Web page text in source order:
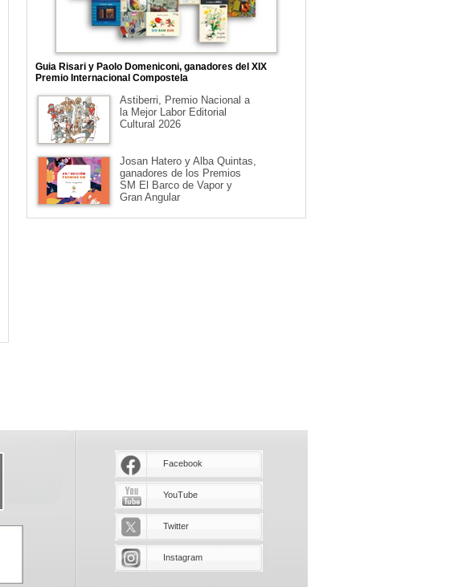
Guia Risari y Paolo Domeniconi, ganadores del XIX
Premio Internacional Compostela
Astiberri, Premio Nacional a
la Mejor Labor Editorial
Cultural 2026
Josan Hatero y Alba Quintas,
ganadores de los Premios
SM El Barco de Vapor y
Gran Angular
Facebook
YouTube
Twitter
Instagram